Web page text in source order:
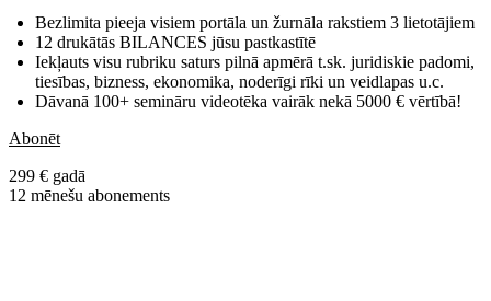
Bezlimita pieeja visiem portāla un žurnāla rakstiem 3 lietotājiem
12 drukātās BILANCES jūsu pastkastītē
Iekļauts visu rubriku saturs pilnā apmērā t.sk. juridiskie padomi,
tiesības, bizness, ekonomika, noderīgi rīki un veidlapas u.c.
Dāvanā 100+ semināru videotēka vairāk nekā 5000 € vērtībā!
Abonēt
299 € gadā
12 mēnešu abonements